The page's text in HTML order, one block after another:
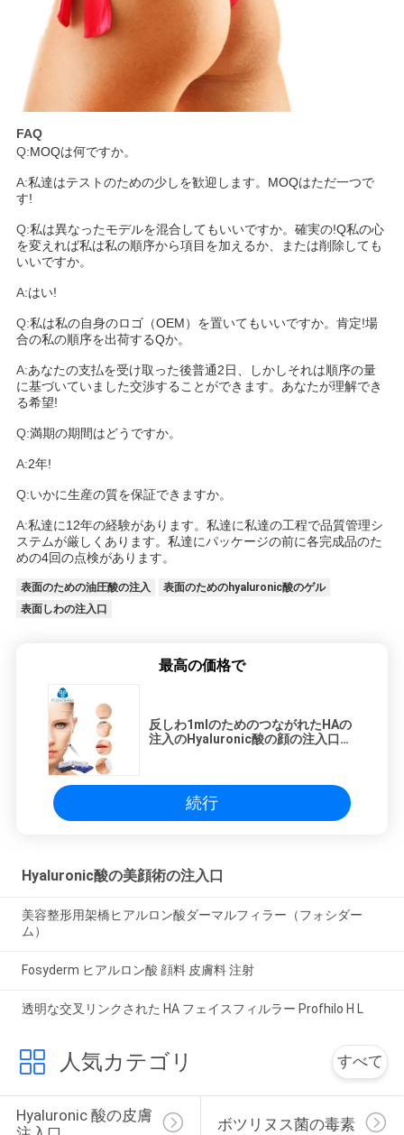
FAQ
Q:MOQは何ですか。
A:私達はテストのための少しを歓迎します。MOQはただ一つで
す!
Q:私は異なったモデルを混合してもいいですか。確実の!Q私の心
を変えれば私は私の順序から項目を加えるか、または削除しても
いいですか。
A:はい!
Q:私は私の自身のロゴ（OEM）を置いてもいいですか。肯定!場
合の私の順序を出荷するQか。
A:あなたの支払を受け取った後普通2日、しかしそれは順序の量
に基づいていました交渉することができます。あなたが理解でき
る希望!
Q:満期の期間はどうですか。
A:2年!
Q:いかに生産の質を保証できますか。
A:私達に12年の経験があります。私達に私達の工程で品質管理シ
ステムが厳しくあります。私達にパッケージの前に各完成品のた
めの4回の点検があります。
表面のための油圧酸の注入
表面のためのhyaluronic酸のゲル
表面しわの注入口
最高の価格で
反しわ1mlのためのつながれたHAの
注入のHyaluronic酸の顔の注入口を
続行
Hyaluronic酸の美顔術の注入口
美容整形用架橋ヒアルロン酸ダーマルフィラー（フォシダー
ム）
Fosyderm ヒアルロン酸 顔料 皮膚料 注射
透明な交叉リンクされた HA フェイスフィルラー Profhilo H L
人気カテゴリ すべて
Hyaluronic 酸の皮膚
ボツリヌス菌の毒素